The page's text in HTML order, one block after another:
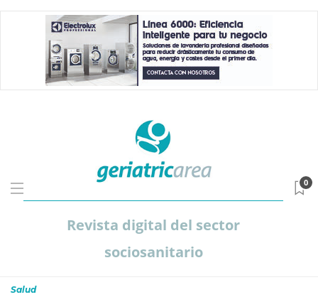
Revista digital del sector
sociosanitario
0
Salud